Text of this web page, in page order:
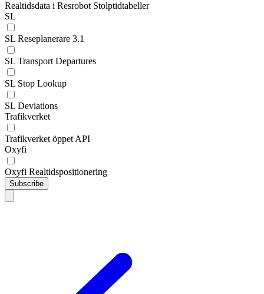
Realtidsdata i Resrobot Stolptidtabeller
SL
SL Reseplanerare 3.1
SL Transport Departures
SL Stop Lookup
SL Deviations
Trafikverket
Trafikverket öppet API
Oxyfi
Oxyfi Realtidspositionering
Subscribe